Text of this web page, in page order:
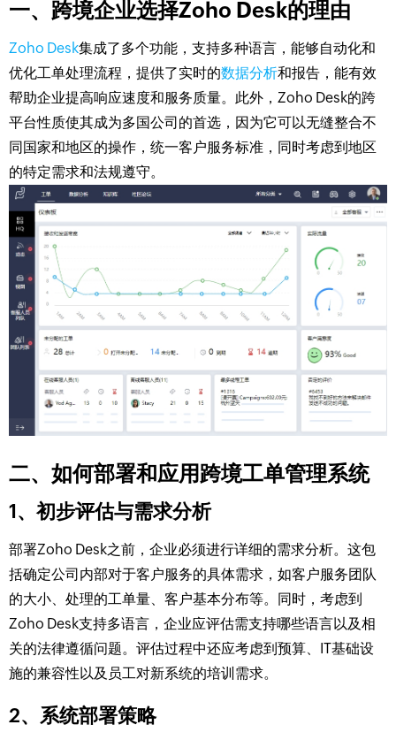
一、跨境企业选择Zoho Desk的理由
Zoho Desk集成了多个功能，支持多种语言，能够自动化和
优化工单处理流程，提供了实时的数据分析和报告，能有效
帮助企业提高响应速度和服务质量。此外，Zoho Desk的跨
平台性质使其成为多国公司的首选，因为它可以无缝整合不
同国家和地区的操作，统一客户服务标准，同时考虑到地区
的特定需求和法规遵守。
二、如何部署和应用跨境工单管理系统
1、初步评估与需求分析
部署Zoho Desk之前，企业必须进行详细的需求分析。这包
括确定公司内部对于客户服务的具体需求，如客户服务团队
的大小、处理的工单量、客户基本分布等。同时，考虑到
Zoho Desk支持多语言，企业应评估需支持哪些语言以及相
关的法律遵循问题。评估过程中还应考虑到预算、IT基础设
施的兼容性以及员工对新系统的培训需求。
2、系统部署策略